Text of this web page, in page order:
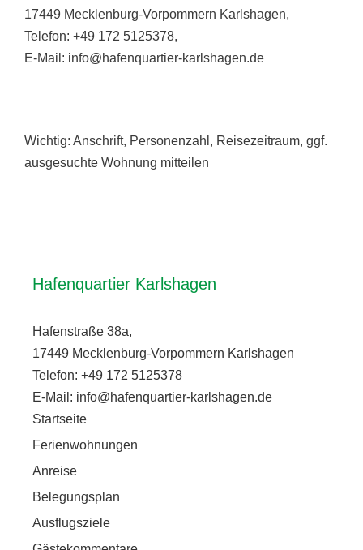
o
d
e
a
l
17449 Mecklenburg-Vorpommern Karlshagen,
Telefon: +49 172 5125378,
E-Mail: info@hafenquartier-karlshagen.de
Wichtig: Anschrift, Personenzahl, Reisezeitraum, ggf.
ausgesuchte Wohnung mitteilen
Hafenquartier Karlshagen
Hafenstraße 38a,
17449 Mecklenburg-Vorpommern Karlshagen
Telefon: +49 172 5125378
E-Mail: info@hafenquartier-karlshagen.de
Startseite
Ferienwohnungen
Anreise
Belegungsplan
Ausflugsziele